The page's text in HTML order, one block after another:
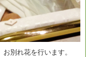
別れ花を行います。